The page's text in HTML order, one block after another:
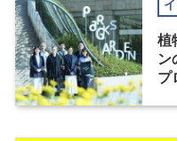
植
ン
プ